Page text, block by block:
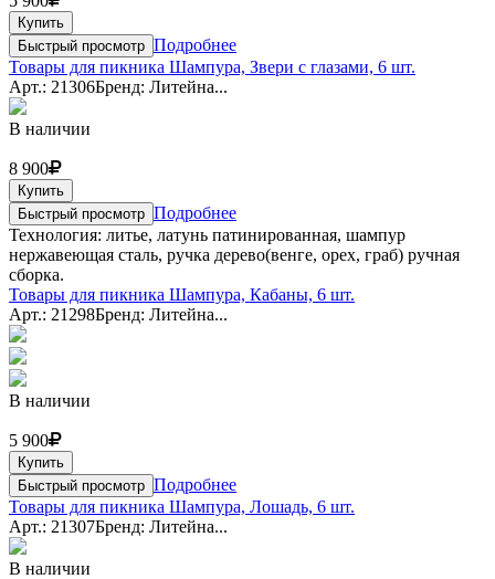
Купить
Быстрый просмотр Подробнее
Товары для пикника Шампура, Звери с глазами, 6 шт.
Арт.: 21306Бренд: Литейна...
В наличии
8 900
Купить
Быстрый просмотр Подробнее
Технология: литье, латунь патинированная, шампур
нержавеющая сталь, ручка дерево(венге, орех, граб) ручная
сборка.
Товары для пикника Шампура, Кабаны, 6 шт.
Арт.: 21298Бренд: Литейна...
В наличии
5 900
Купить
Быстрый просмотр Подробнее
Товары для пикника Шампура, Лошадь, 6 шт.
Арт.: 21307Бренд: Литейна...
В наличии